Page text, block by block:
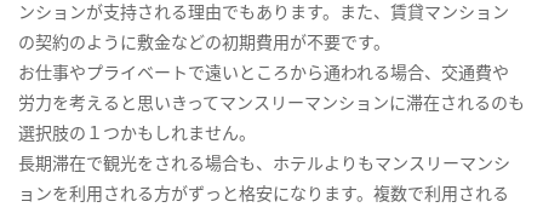
ンションが支持される理由でもあります。また、賃貸マンション
の契約のように敷金などの初期費用が不要です。
お仕事やプライベートで遠いところから通われる場合、交通費や
労力を考えると思いきってマンスリーマンションに滞在されるのも
選択肢の１つかもしれません。
長期滞在で観光をされる場合も、ホテルよりもマンスリーマンシ
ョンを利用される方がずっと格安になります。複数で利用される